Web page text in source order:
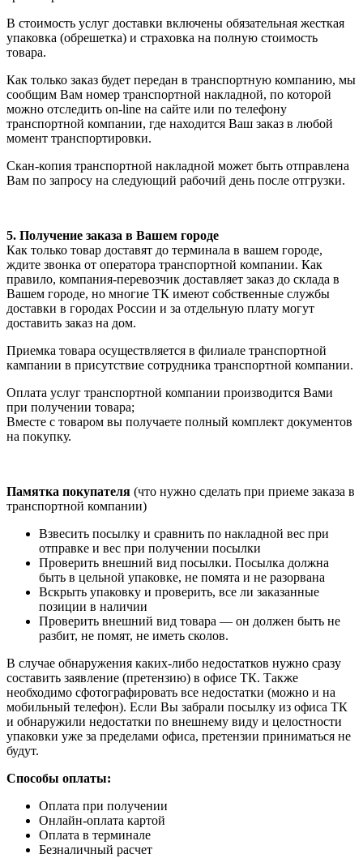
В стоимость услуг доставки включены обязательная жесткая
упаковка (обрешетка) и страховка на полную стоимость
товара.
Как только заказ будет передан в транспортную компанию, мы
сообщим Вам номер транспортной накладной, по которой
можно отследить on-line на сайте или по телефону
транспортной компании, где находится Ваш заказ в любой
момент транспортировки.
Скан-копия транспортной накладной может быть отправлена
Вам по запросу на следующий рабочий день после отгрузки.
5. Получение заказа в Вашем городе
Как только товар доставят до терминала в вашем городе,
ждите звонка от оператора транспортной компании. Как
правило, компания-перевозчик доставляет заказ до склада в
Вашем городе, но многие ТК имеют собственные службы
доставки в городах России и за отдельную плату могут
доставить заказ на дом.
Приемка товара осуществляется в филиале транспортной
кампании в присутствие сотрудника транспортной компании.
Оплата услуг транспортной компании производится Вами
при получении товара;
Вместе с товаром вы получаете полный комплект документов
на покупку.
Памятка покупателя (что нужно сделать при приеме заказа в
транспортной компании)
Взвесить посылку и сравнить по накладной вес при
отправке и вес при получении посылки
Проверить внешний вид посылки. Посылка должна
быть в цельной упаковке, не помята и не разорвана
Вскрыть упаковку и проверить, все ли заказанные
позиции в наличии
Проверить внешний вид товара — он должен быть не
разбит, не помят, не иметь сколов.
В случае обнаружения каких-либо недостатков нужно сразу
составить заявление (претензию) в офисе ТК. Также
необходимо сфотографировать все недостатки (можно и на
мобильный телефон). Если Вы забрали посылку из офиса ТК
и обнаружили недостатки по внешнему виду и целостности
упаковки уже за пределами офиса, претензии приниматься не
будут.
Способы оплаты:
Оплата при получении
Онлайн-оплата картой
Оплата в терминале
Безналичный расчет